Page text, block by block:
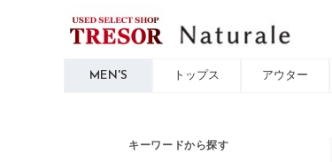
MEN'S トップス アウター
キーワードから探す